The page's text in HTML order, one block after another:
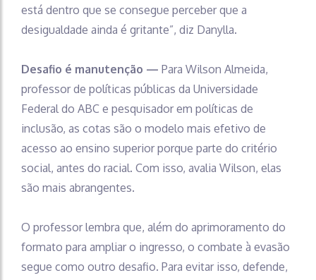
está dentro que se consegue perceber que a
desigualdade ainda é gritante”, diz Danylla.
Desafio é manutenção — Para Wilson Almeida,
professor de políticas públicas da Universidade
Federal do ABC e pesquisador em políticas de
inclusão, as cotas são o modelo mais efetivo de
acesso ao ensino superior porque parte do critério
social, antes do racial. Com isso, avalia Wilson, elas
são mais abrangentes.
O professor lembra que, além do aprimoramento do
formato para ampliar o ingresso, o combate à evasão
segue como outro desafio. Para evitar isso, defende,